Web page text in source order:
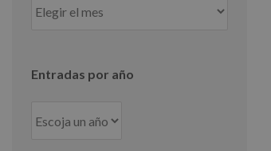
por
Entradas por año